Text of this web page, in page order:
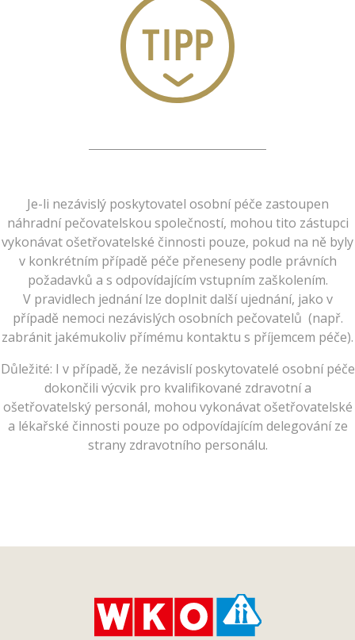
Je-li nezávislý poskytovatel osobní péče zastoupen
náhradní pečovatelskou společností, mohou tito zástupci
vykonávat ošetřovatelské činnosti pouze, pokud na ně byly
v konkrétním případě péče přeneseny podle právních
požadavků a s odpovídajícím vstupním zaškolením.
V pravidlech jednání lze doplnit další ujednání, jako v
případě nemoci nezávislých osobních pečovatelů (např.
zabránit jakémukoliv přímému kontaktu s příjemcem péče).
Důležité: I v případě, že nezávislí poskytovatelé osobní péče
dokončili výcvik pro kvalifikované zdravotní a
ošetřovatelský personál, mohou vykonávat ošetřovatelské
a lékařské činnosti pouze po odpovídajícím delegování ze
strany zdravotního personálu.